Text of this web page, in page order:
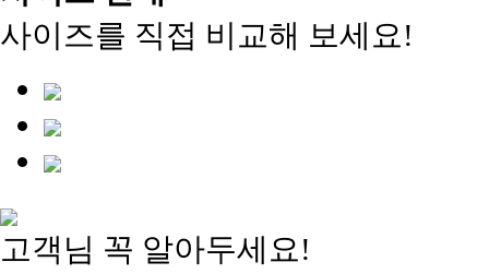
사이즈를 직접 비교해 보세요!
고객님 꼭 알아두세요!